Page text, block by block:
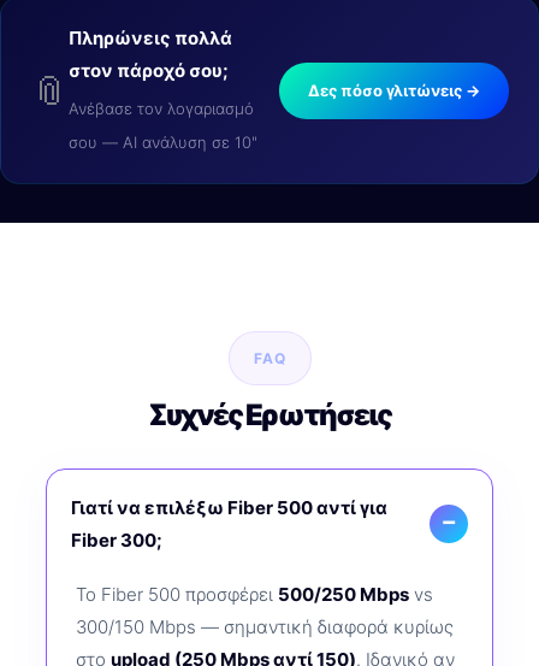
📎
Πληρώνεις πολλά
στον πάροχό σου;
Ανέβασε τον λογαριασμό
σου — AI ανάλυση σε 10"
Δες πόσο γλιτώνεις →
FAQ
Συχνές Ερωτήσεις
Γιατί να επιλέξω Fiber 500 αντί για
Fiber 300;
Το Fiber 500 προσφέρει 500/250 Mbps vs
300/150 Mbps — σημαντική διαφορά κυρίως
στο upload (250 Mbps αντί 150). Ιδανικό αν